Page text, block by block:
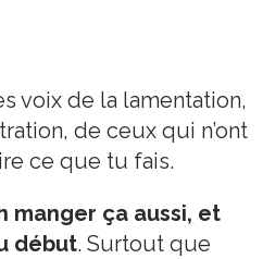
voix de la lamentation,
de ceux qui n’ont
ce que tu fais.
manger ça aussi, et
début. Surtout que